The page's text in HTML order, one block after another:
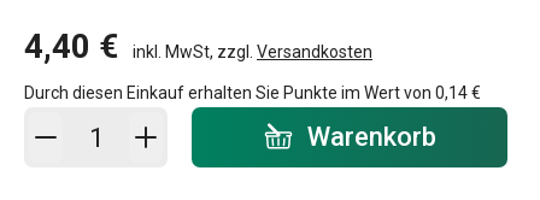
4,40 € inkl. MwSt, zzgl. Versandkosten
Durch diesen Einkauf erhalten Sie Punkte im Wert von 0,14 €
In den Warenkorb - Menge Warenkorb